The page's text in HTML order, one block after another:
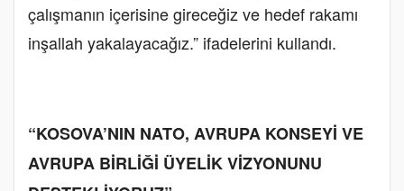
çalışmanın içerisine gireceğiz ve hedef rakamı
inşallah yakalayacağız.” ifadelerini kullandı.
“KOSOVA’NIN NATO, AVRUPA KONSEYİ VE
AVRUPA BİRLİĞİ ÜYELİK VİZYONUNU